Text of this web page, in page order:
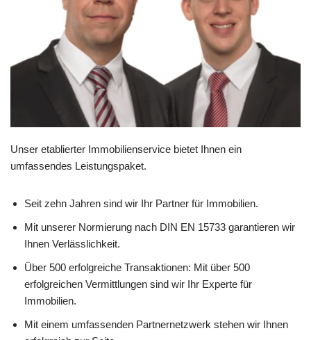
Unser etablierter Immobilienservice bietet Ihnen ein
umfassendes Leistungspaket.
Seit zehn Jahren sind wir Ihr Partner für Immobilien.
Mit unserer Normierung nach DIN EN 15733 garantieren wir
Ihnen Verlässlichkeit.
Über 500 erfolgreiche Transaktionen: Mit über 500
erfolgreichen Vermittlungen sind wir Ihr Experte für
Immobilien.
Mit einem umfassenden Partnernetzwerk stehen wir Ihnen